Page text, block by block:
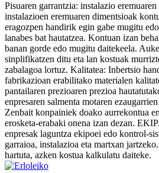
Pisuaren garrantzia: instalazio
instalazioen eremuaren dimentsioak
eragozpen handirik egin gabe mugitu
lanabes bat hautatzea. Kontuan izan
banan gorde edo mugitu daitekeela.
sinplifikatzen ditu eta lan kostuak
zabalagoa lortuz. Kalitatea: Inbertsio
fabrikazioan erabilitako materialen
pantailaren prezioaren prezioa
enpresaren salmenta motaren
Zenbait konpainiek doako aurrekontua
erosketa-erabaki onena izan dezan.
enpresak laguntza ekipoei edo kontrol-
garraioa, instalazioa eta martxan
hartuta, azken kostua kalkulatu daiteke.